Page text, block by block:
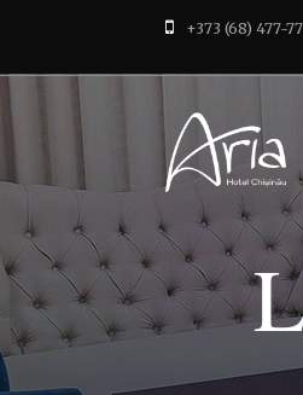
+373 (68) 477-